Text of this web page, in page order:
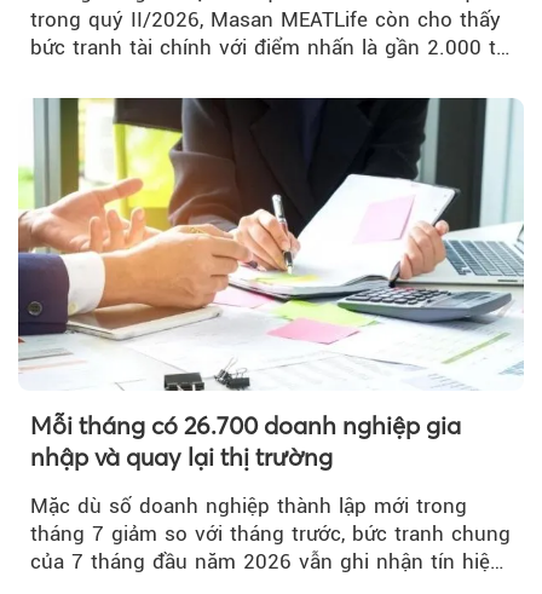
trong quý II/2026, Masan MEATLife còn cho thấy
bức tranh tài chính với điểm nhấn là gần 2.000 tỷ
Mỗi tháng có 26.700 doanh nghiệp gia
nhập và quay lại thị trường
Mặc dù số doanh nghiệp thành lập mới trong
tháng 7 giảm so với tháng trước, bức tranh chung
của 7 tháng đầu năm 2026 vẫn ghi nhận tín hiệu